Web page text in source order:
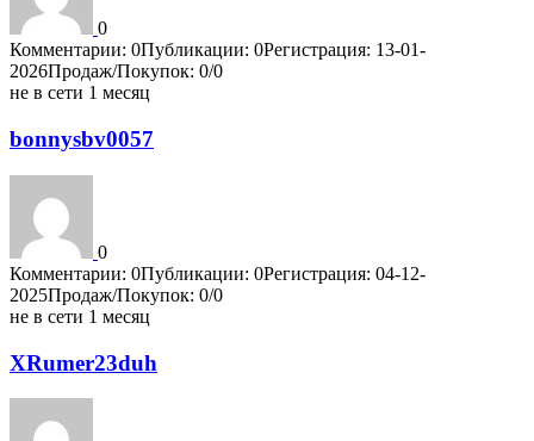
0
Комментарии: 0Публикации: 0Регистрация: 13-01-
2026Продаж/Покупок: 0/0
не в сети 1 месяц
bonnysbv0057
0
Комментарии: 0Публикации: 0Регистрация: 04-12-
2025Продаж/Покупок: 0/0
не в сети 1 месяц
XRumer23duh